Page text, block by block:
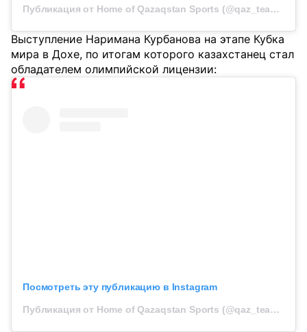
Публикация от Home of Qazaqstan Sports (@qaz_team_official)
Выступление Наримана Курбанова на этапе Кубка
мира в Дохе, по итогам которого казахстанец стал
обладателем олимпийской лицензии:
Посмотреть эту публикацию в Instagram
Публикация от Home of Qazaqstan Sports (@qaz_team_official)